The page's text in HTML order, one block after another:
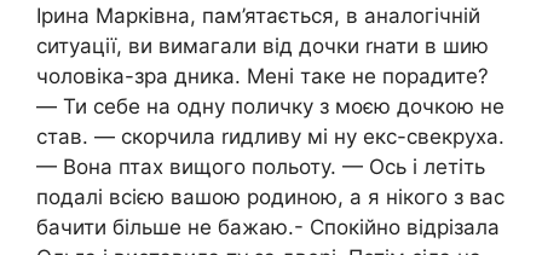
Ірина Марківна, пам’ятається, в аналогічній
ситуації, ви вимагали від дочки rнати в шию
чоловіка-зра дника. Мені таке не порадите?
— Ти себе на одну поличку з моєю дочкою не
став. — скорчила rидливу мі ну екс-свекруха.
— Вона птах вищого польоту. — Ось і летіть
подалі всією вашою родиною, а я нікого з вас
бачити більше не бажаю.- Спокійно відрізала